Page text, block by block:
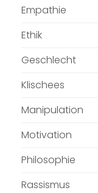
Empathie
Ethik
Geschlecht
Klischees
Manipulation
Motivation
Philosophie
Rassismus